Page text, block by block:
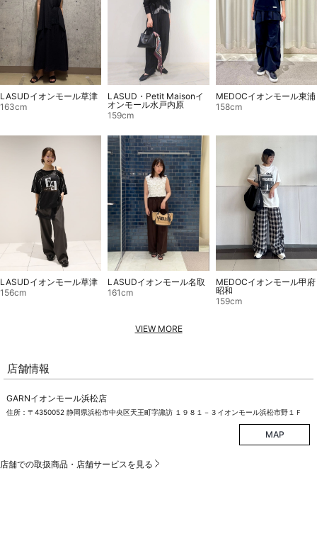
LASUDイオンモール草津
163cm
LASUD・Petit Maisonイ
オンモール水戸内原
159cm
MEDOCイオンモール東浦
158cm
LASUDイオンモール草津
156cm
LASUDイオンモール名取
161cm
MEDOCイオンモール甲府
昭和
159cm
VIEW MORE
店舗情報
GARNイオンモール浜松店
住所：〒4350052 静岡県浜松市中央区天王町字諏訪 １９８１－３イオンモール浜松市野１Ｆ
MAP
店舗での取扱商品・店舗サービスを見る